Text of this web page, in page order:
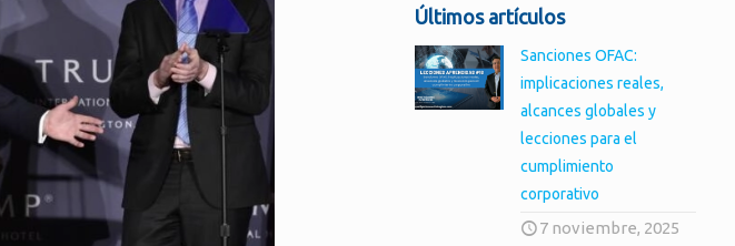
Últimos artículos
Sanciones OFAC:
implicaciones reales,
alcances globales y
lecciones para el
cumplimiento
corporativo
7 noviembre, 2025